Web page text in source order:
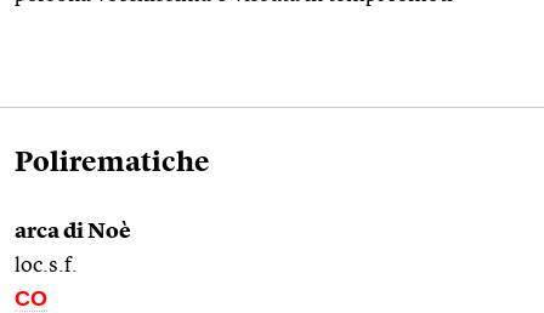
Polirematiche
arca di Noè
loc.s.f.
CO